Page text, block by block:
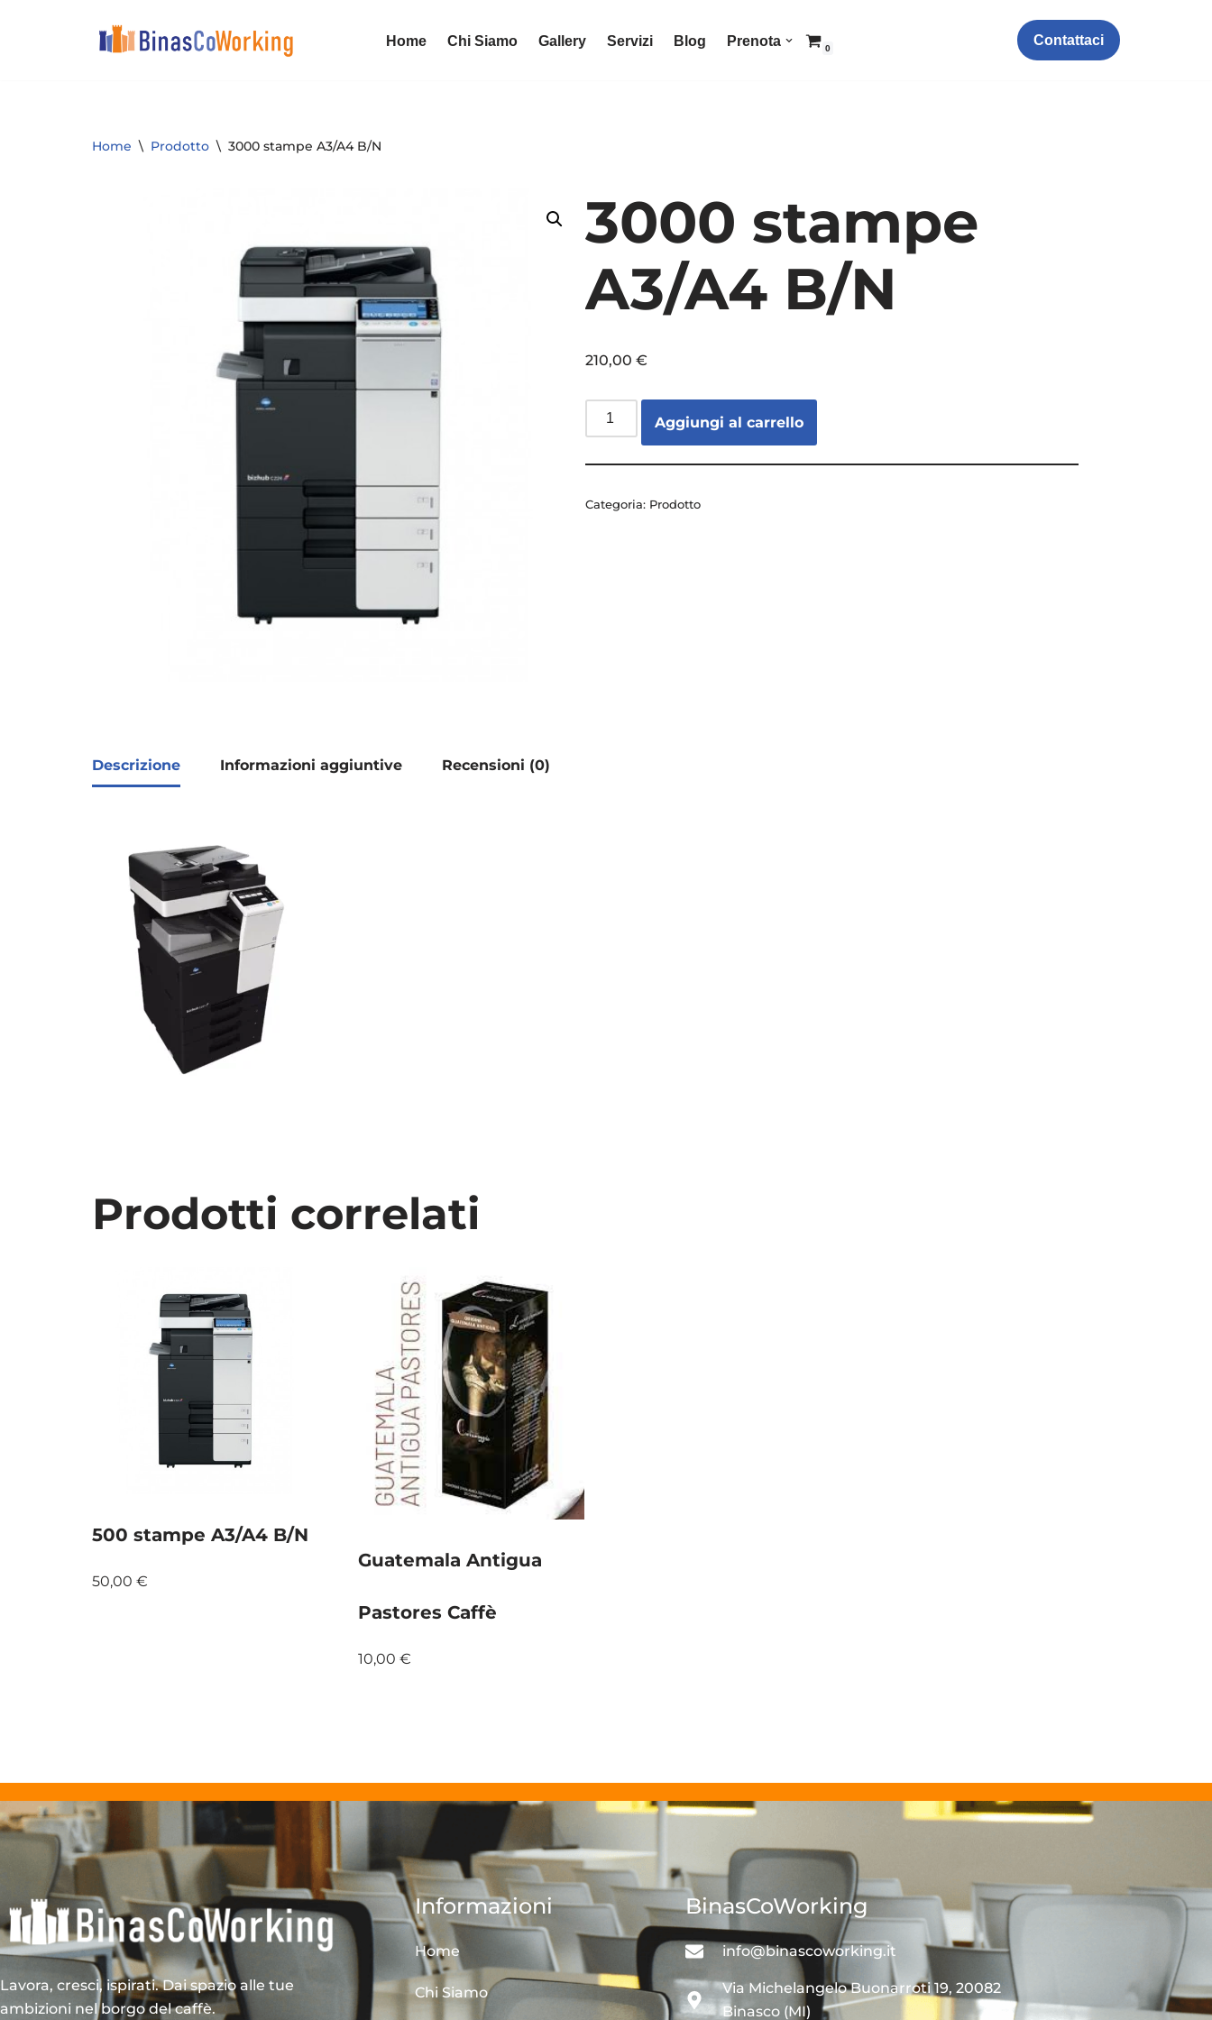
Home Chi Siamo Gallery Servizi Blog Prenota 0 Contattaci
Home \ Prodotto \ 3000 stampe A3/A4 B/N
3000 stampe
A3/A4 B/N
210,00€
Aggiungi al carrello
Categoria: Prodotto
Descrizione Informazioni aggiuntive Recensioni (0)
Prodotti correlati
500 stampe A3/A4 B/N
50,00 €
Guatemala Antigua
Pastores Caffè
10,00 €
Lavora, cresci, ispirati. Dai spazio alle tue
ambizioni nel borgo del caffè.
Informazioni
Home
Chi Siamo
BinasCoWorking
info@binascoworking.it
Via Michelangelo Buonarroti 19, 20082
Binasco (MI)